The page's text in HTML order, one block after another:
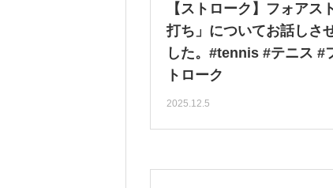
【ストローク】フォアス
打ち」についてお話しさ
した。#tennis #テニス #
トローク
2025.12.5